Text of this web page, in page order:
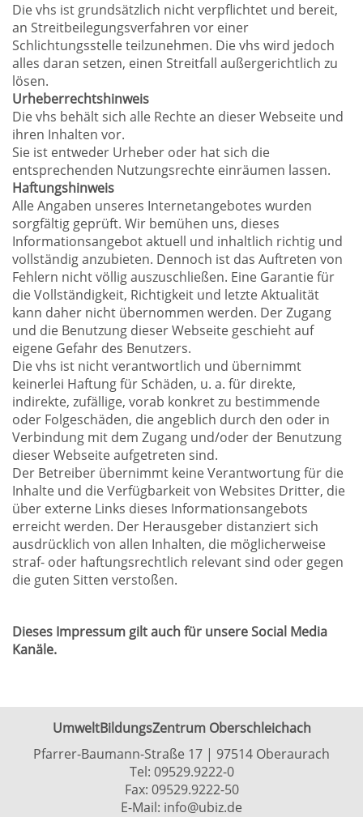
Die vhs ist grundsätzlich nicht verpflichtet und bereit,
an Streitbeilegungsverfahren vor einer
Schlichtungsstelle teilzunehmen. Die vhs wird jedoch
alles daran setzen, einen Streitfall außergerichtlich zu
lösen.
Urheberrechtshinweis
Die vhs behält sich alle Rechte an dieser Webseite und
ihren Inhalten vor.
Sie ist entweder Urheber oder hat sich die
entsprechenden Nutzungsrechte einräumen lassen.
Haftungshinweis
Alle Angaben unseres Internetangebotes wurden
sorgfältig geprüft. Wir bemühen uns, dieses
Informationsangebot aktuell und inhaltlich richtig und
vollständig anzubieten. Dennoch ist das Auftreten von
Fehlern nicht völlig auszuschließen. Eine Garantie für
die Vollständigkeit, Richtigkeit und letzte Aktualität
kann daher nicht übernommen werden. Der Zugang
und die Benutzung dieser Webseite geschieht auf
eigene Gefahr des Benutzers.
Die vhs ist nicht verantwortlich und übernimmt
keinerlei Haftung für Schäden, u. a. für direkte,
indirekte, zufällige, vorab konkret zu bestimmende
oder Folgeschäden, die angeblich durch den oder in
Verbindung mit dem Zugang und/oder der Benutzung
dieser Webseite aufgetreten sind.
Der Betreiber übernimmt keine Verantwortung für die
Inhalte und die Verfügbarkeit von Websites Dritter, die
über externe Links dieses Informationsangebots
erreicht werden. Der Herausgeber distanziert sich
ausdrücklich von allen Inhalten, die möglicherweise
straf- oder haftungsrechtlich relevant sind oder gegen
die guten Sitten verstoßen.
Dieses Impressum gilt auch für unsere Social Media
Kanäle.
UmweltBildungsZentrum Oberschleichach
Pfarrer-Baumann-Straße 17 | 97514 Oberaurach
Tel: 09529.9222-0
Fax: 09529.9222-50
E-Mail: info@ubiz.de